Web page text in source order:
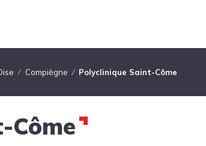
Compiègne Polyclinique Saint-Côme
Côme